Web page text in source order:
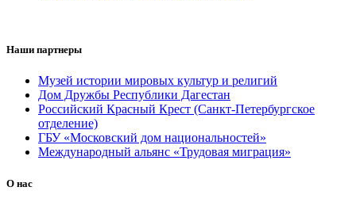
Наши партнеры
Музей истории мировых культур и религий
Дом Дружбы Республики Дагестан
Российский Красный Крест (Санкт-Петербургское
отделение)
ГБУ «Московский дом национальностей»
Международный альянс «Трудовая миграция»
О нас